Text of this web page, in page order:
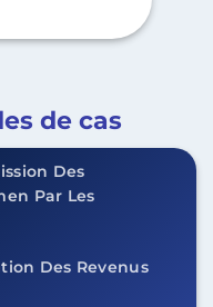
de cas
Des
Par Les
Des Revenus